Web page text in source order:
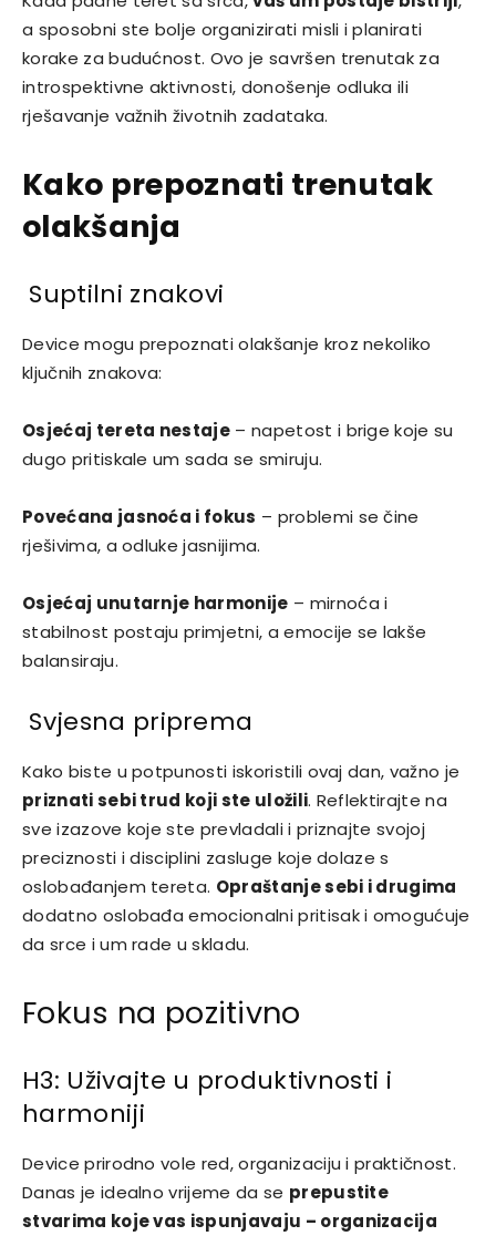
a sposobni ste bolje organizirati misli i planirati
korake za budućnost. Ovo je savršen trenutak za
introspektivne aktivnosti, donošenje odluka ili
rješavanje važnih životnih zadataka.
Kako prepoznati trenutak
olakšanja
Suptilni znakovi
Device mogu prepoznati olakšanje kroz nekoliko
ključnih znakova:
Osjećaj tereta nestaje – napetost i brige koje su
dugo pritiskale um sada se smiruju.
Povećana jasnoća i fokus – problemi se čine
rješivima, a odluke jasnijima.
Osjećaj unutarnje harmonije – mirnoća i
stabilnost postaju primjetni, a emocije se lakše
balansiraju.
Svjesna priprema
Kako biste u potpunosti iskoristili ovaj dan, važno je
priznati sebi trud koji ste uložili. Reflektirajte na
sve izazove koje ste prevladali i priznajte svojoj
preciznosti i disciplini zasluge koje dolaze s
oslobađanjem tereta. Opraštanje sebi i drugima
dodatno oslobađa emocionalni pritisak i omogućuje
da srce i um rade u skladu.
Fokus na pozitivno
H3: Uživajte u produktivnosti i
harmoniji
Device prirodno vole red, organizaciju i praktičnost.
Danas je idealno vrijeme da se prepustite
stvarima koje vas ispunjavaju – organizacija